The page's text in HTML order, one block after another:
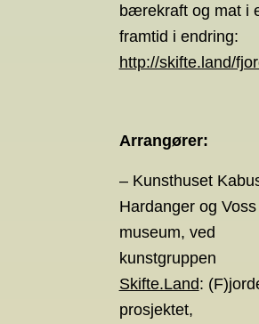
bærekraft og mat i
framtid i endring:
http://skifte.land/
Arrangører:
– Kunsthuset
Hardanger og Voss
museum, ved
kunstgruppen
Skifte.Land:
prosjektet,